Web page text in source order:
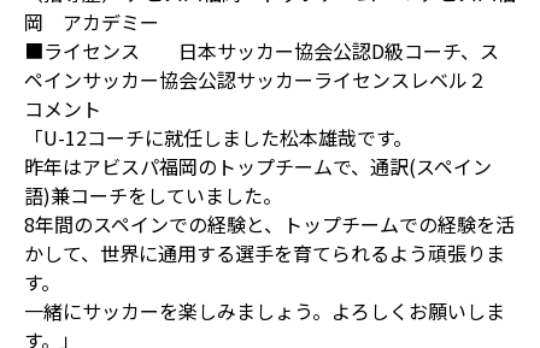
岡 アカデミー
■ライセンス 日本サッカー協会公認D級コーチ、ス
ペインサッカー協会公認サッカーライセンスレベル２
コメント
「U-12コーチに就任しました松本雄哉です。
昨年はアビスパ福岡のトップチームで、通訳(スペイン
語)兼コーチをしていました。
8年間のスペインでの経験と、トップチームでの経験を活
かして、世界に通用する選手を育てられるよう頑張りま
す。
一緒にサッカーを楽しみましょう。よろしくお願いしま
す。」